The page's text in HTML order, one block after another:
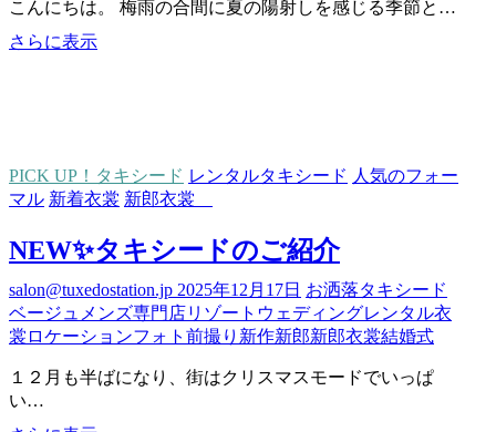
こんにちは。 梅雨の合間に夏の陽射しを感じる季節と…
さらに表示夏
す
め
タ
シ
ー
ド
選
PICK UP！タキシード レンタルタキシード 人気のフォー
マル 新着衣裳 新郎衣裳
NEW✨タキシードのご紹介
salon@tuxedostation.jp 2025年12月17日 お洒落タキシード
ベージュ メンズ専門店 リゾートウェディングレンタル衣
裳 ロケーションフォト 前撮り 新作新郎新郎衣裳結婚式
１２月も半ばになり、街はクリスマスモードでいっぱ
い…